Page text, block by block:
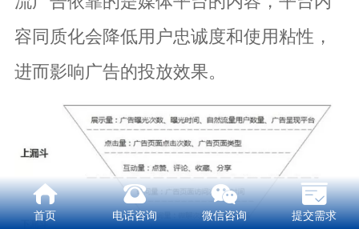
容同质化会降低用户忠诚度和使用粘性，
进而影响广告的投放效果。
首页 电话咨询 微信咨询 提交需求